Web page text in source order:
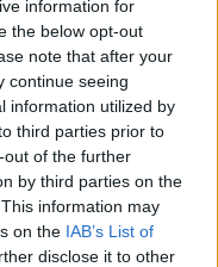
information for
the below opt-out
note that after your
continue seeing
information utilized by
third parties prior to
of the further
by third parties on the
information may
on the IAB’s List of
disclose it to other
0,0000
$
0,0000
5%
$
0,0000
-4%
$
0,0000
1%